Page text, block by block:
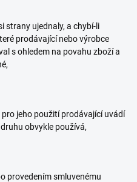
strany ujednaly, a chybí-li
prodávající nebo výrobce
s ohledem na povahu zboží a
jeho použití prodávající uvádí
obvykle používá,
provedením smluvenému